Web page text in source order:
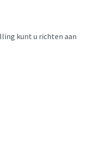
kunt u richten aan